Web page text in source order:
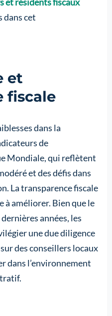
dans cet
et
fiscale
dans la
de
Mondiale, qui reflètent
et des défis dans
La transparence fiscale
à améliorer. Bien que le
années, les
une due diligence
des conseillers locaux
dans l’environnement